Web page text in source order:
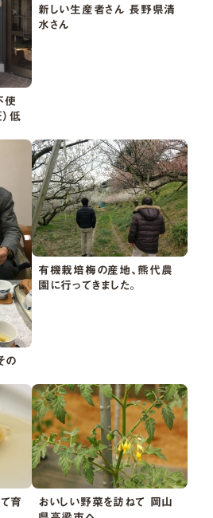
使
低
新しい生産者さん 長野県清
水さん
の
有機栽培梅の産地、熊代農
園に行ってきました。
育
おいしい野菜を訪ねて 岡山